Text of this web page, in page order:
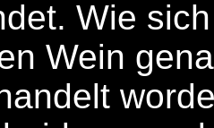
Wie
Wein